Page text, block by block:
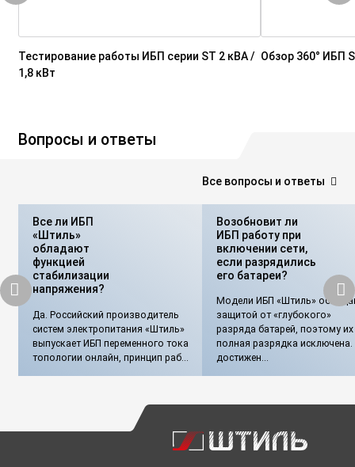
Тестирование работы ИБП серии ST 2 кВА /
1,8 кВт
Обзор 360° ИБП
Вопросы и ответы
Все вопросы и ответы
Все ли ИБП
«Штиль»
обладают
функцией
стабилизации
напряжения?
Да. Российский производитель
систем электропитания «Штиль»
выпускает ИБП переменного тока
топологии онлайн, принцип раб...
Возобновит ли
ИБП работу при
включении сети,
если разрядились
его батареи?
Модели ИБП «Штиль»
защитой от «глубокого»
разряда батарей, поэтому их
полная разрядка исключена.
достижен...